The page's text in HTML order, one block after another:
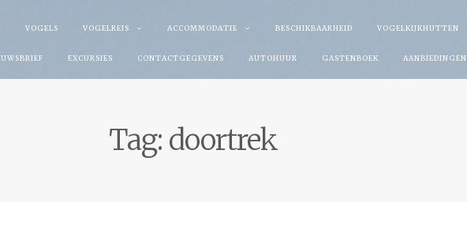
VOGELS VOGELREIS ACCOMMODATIE BESCHIKBAARHEID VOGELKIJKHUTTEN
EXCURSIES CONTACTGEGEVENS AUTOHUUR GASTENBOEK AANBIEDINGEN
Tag: doortrek